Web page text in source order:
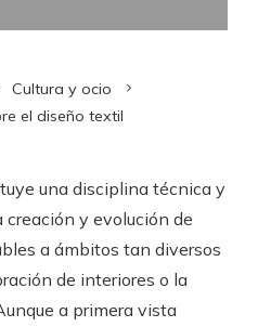
Cultura y ocio
el diseño textil
una disciplina técnica y
y evolución de
a ámbitos tan diversos
de interiores o la
a primera vista